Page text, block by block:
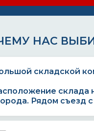
НАС
склада
Рядом съезд